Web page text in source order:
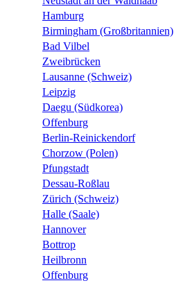
Hamburg
Birmingham (Großbritannien)
Bad Vilbel
Zweibrücken
Lausanne (Schweiz)
Leipzig
Daegu (Südkorea)
Offenburg
Berlin-Reinickendorf
Chorzow (Polen)
Pfungstadt
Dessau-Roßlau
Zürich (Schweiz)
Halle (Saale)
Hannover
Bottrop
Heilbronn
Offenburg